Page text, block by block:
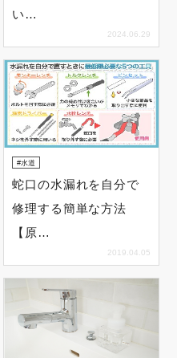
い…
2024.06.29
水道
蛇口の水漏れを自分で
修理する簡単な方法
【原…
2019.04.05